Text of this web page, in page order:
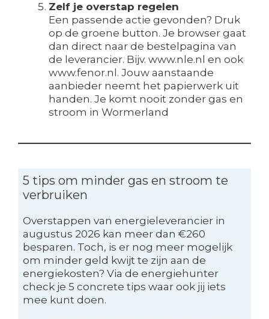
Zelf je overstap regelen
Een passende actie gevonden? Druk
op de groene button. Je browser gaat
dan direct naar de bestelpagina van
de leverancier. Bijv. www.nle.nl en ook
www.fenor.nl. Jouw aanstaande
aanbieder neemt het papierwerk uit
handen. Je komt nooit zonder gas en
stroom in Wormerland
5 tips om minder gas en stroom te
verbruiken
Overstappen van energieleverancier in
augustus 2026 kan meer dan €260
besparen. Toch, is er nog meer mogelijk
om minder geld kwijt te zijn aan de
energiekosten? Via de energiehunter
check je 5 concrete tips waar ook jij iets
mee kunt doen.